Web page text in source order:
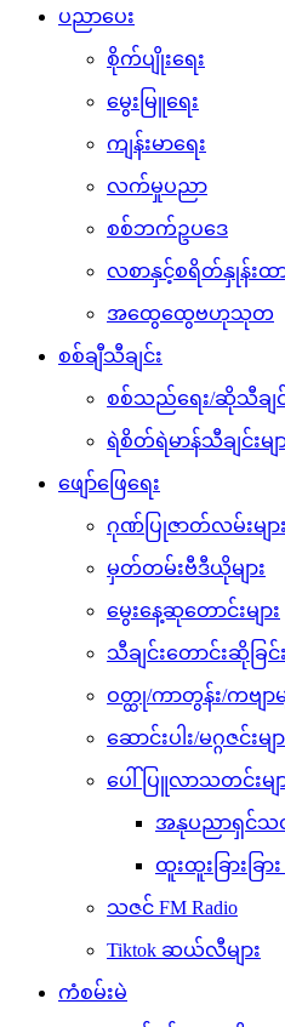
ပညာပေး
စိုက်ပျိုးရေး
မွေးမြူရေး
ကျန်းမာရေး
လက်မှုပညာ
စစ်ဘက်ဥပဒေ
လစာနှင့်စရိတ်နှုန်းထာ
အထွေထွေဗဟုသုတ
စစ်ချီသီချင်း
စစ်သည်ရေး/ဆိုသီချင်း
ရဲစိတ်ရဲမာန်သီချင်းမျ
ဖျော်ဖြေရေး
ဂုဏ်ပြုဇာတ်လမ်းများ
မှတ်တမ်းဗီဒီယိုများ
မွေးနေ့ဆုတောင်းများ
သီချင်းတောင်းဆိုခြင်း
ဝတ္ထု/ကာတွန်း/ကဗျာမ
ဆောင်းပါး/မဂ္ဂဇင်းမျာ
ပေါ်ပြူလာသတင်းမျ
အနုပညာရှင်သတ
ထူးထူးခြားခြာ
သဇင် FM Radio
Tiktok ဆယ်လီများ
ကံစမ်းမဲ